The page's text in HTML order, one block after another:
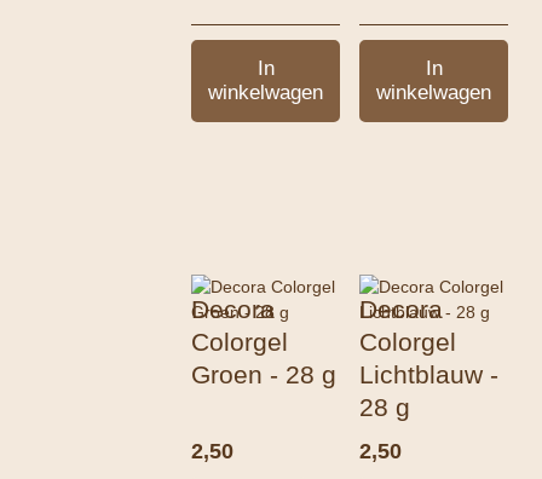
In
winkelwagen
In
winkelwagen
Decora
Colorgel
Groen - 28 g
2,50
Decora
Colorgel
Lichtblauw -
28 g
2,50